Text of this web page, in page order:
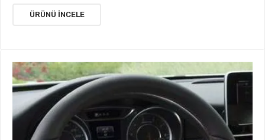
ÜRÜNÜ İNCELE